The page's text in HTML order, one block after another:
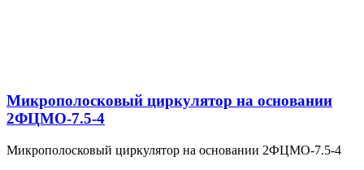
Микрополосковый циркулятор на основании
2ФЦМО-7.5-4
Микрополосковый циркулятор на основании 2ФЦМО-7.5-4